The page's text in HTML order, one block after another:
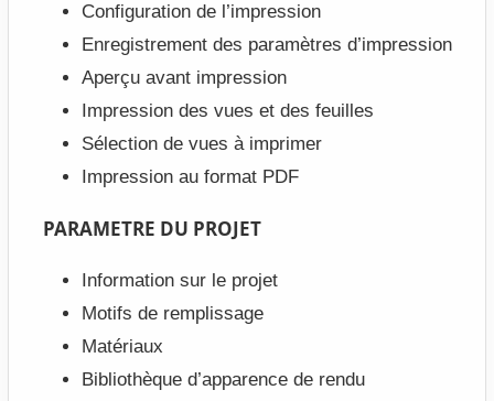
Configuration de l’impression
Enregistrement des paramètres d’impression
Aperçu avant impression
Impression des vues et des feuilles
Sélection de vues à imprimer
Impression au format PDF
PARAMETRE DU PROJET
Information sur le projet
Motifs de remplissage
Matériaux
Bibliothèque d’apparence de rendu